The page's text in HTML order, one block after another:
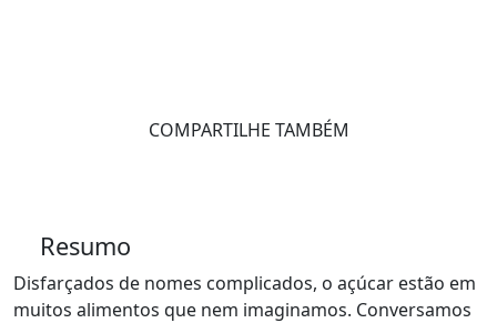
COMPARTILHE TAMBÉM
Resumo
Disfarçados de nomes complicados, o açúcar estão em
muitos alimentos que nem imaginamos. Conversamos